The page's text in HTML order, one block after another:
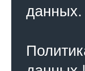
данных.